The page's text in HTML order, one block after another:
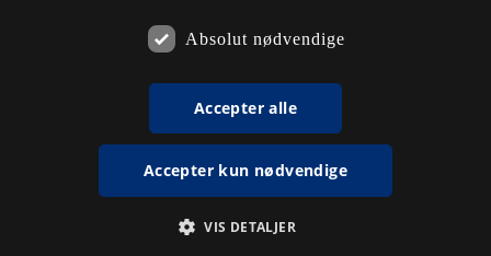
Absolut nødvendige
Accepter alle
Accepter kun nødvendige
VIS DETALJER